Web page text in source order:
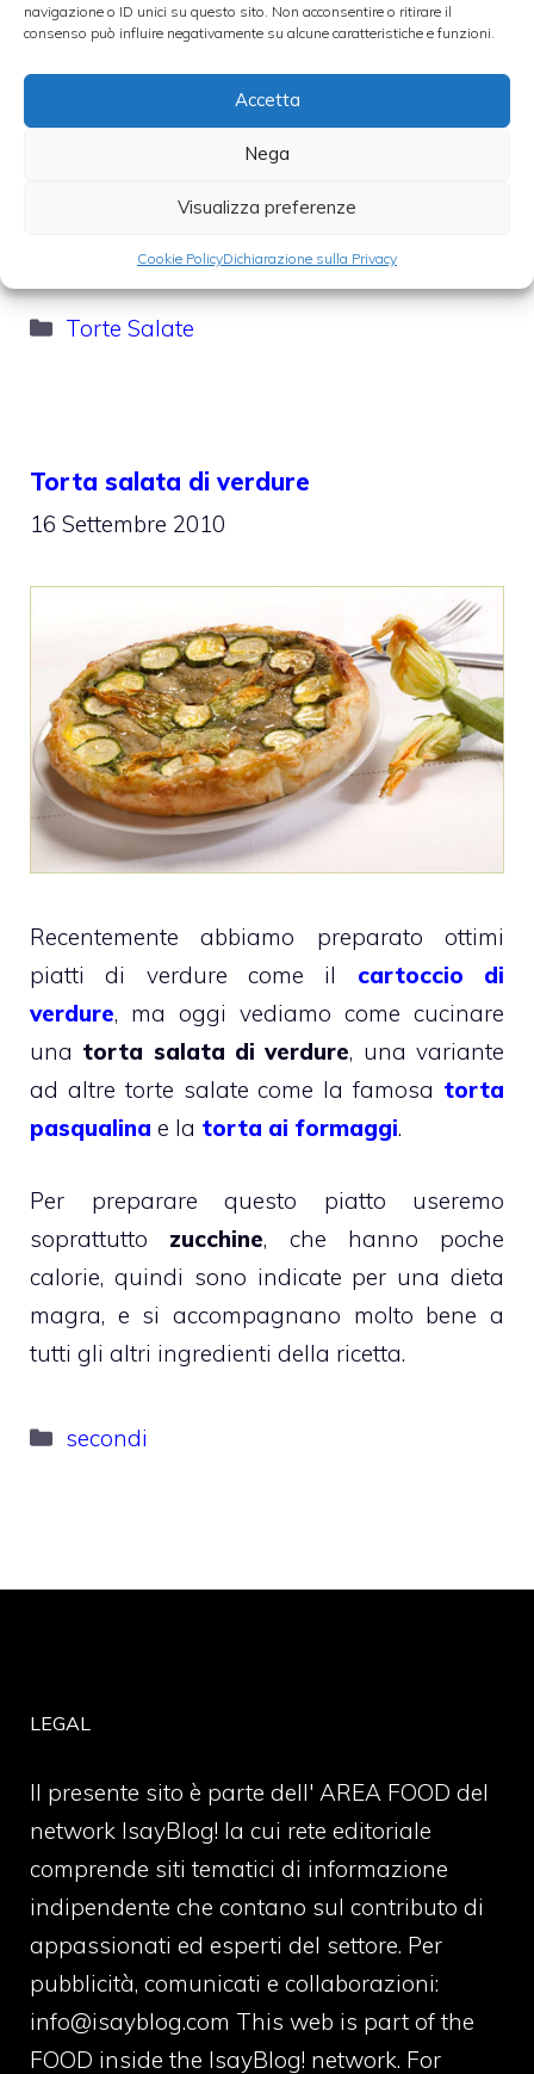
navigazione o ID unici su questo sito. Non acconsentire o ritirare il
consenso può influire negativamente su alcune caratteristiche e funzioni.
Accetta
Nega
Visualizza preferenze
Cookie PolicyDichiarazione sulla Privacy
secondo piatto molto particolare, che
Inoltre il sapore delicato della ricotta esalta il
gusto delle cipolle, creando un abbinamento
Categorie
Torte Salate
Torta salata di verdure
16 Settembre 2010
Recentemente abbiamo preparato ottimi
piatti di verdure come il cartoccio di
verdure, ma oggi vediamo come cucinare
una torta salata di verdure, una variante
ad altre torte salate come la famosa torta
pasqualina e la torta ai formaggi.
Per preparare questo piatto useremo
soprattutto zucchine, che hanno poche
calorie, quindi sono indicate per una dieta
magra, e si accompagnano molto bene a
tutti gli altri ingredienti della ricetta.
Categorie
secondi
LEGAL
Il presente sito è parte dell' AREA FOOD del
network IsayBlog! la cui rete editoriale
comprende siti tematici di informazione
indipendente che contano sul contributo di
appassionati ed esperti del settore. Per
pubblicità, comunicati e collaborazioni:
info@isayblog.com This web is part of the
FOOD inside the IsayBlog! network. For